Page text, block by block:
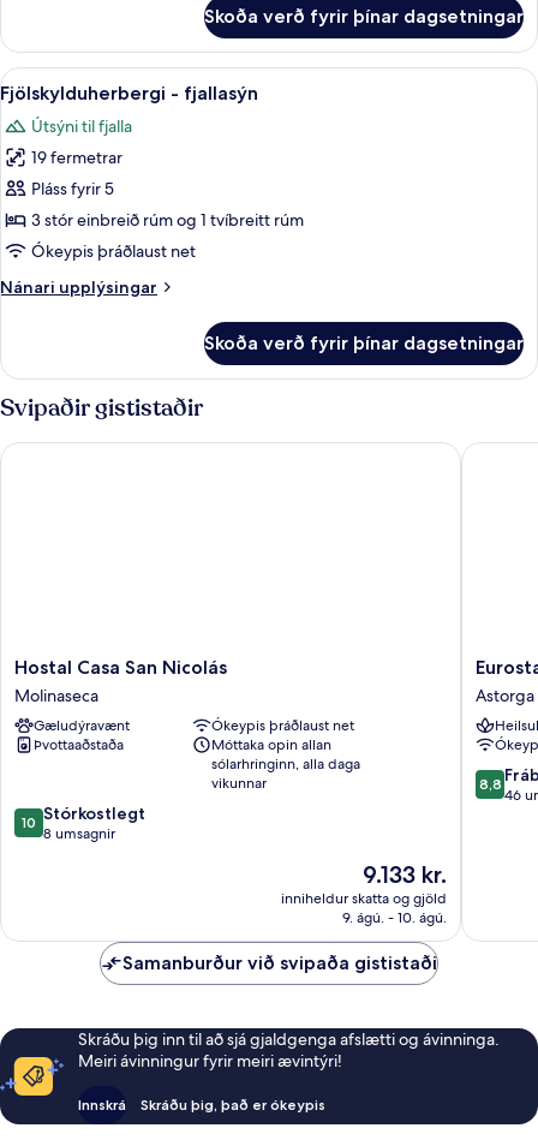
-
fjallasýn
Skoða verð fyrir þínar dagsetningar
Skoða
allar
myndir
fyrir
Fjölskylduherbergi
-
fjallasýn
Fjölskylduherbergi - fjallasýn |
7
Fjölskylduherbergi - fjallasýn
Útsýni til fjalla
19 fermetrar
Pláss fyrir 5
3 stór einbreið rúm og 1 tvíbreitt rúm
Ókeypis þráðlaust net
Nánari upplýsingar
Nánari
-
fjallasýn
Skoða verð fyrir þínar dagsetningar
Svipaðir gististaðir
Hostal
Casa
San
Nicolás
Molinaseca
Hostal Casa San Nicolás
Molinaseca
Gæludýravænt
Ókeypis þráðlaust net
Þvottaaðstaða
Móttaka opin allan
sólarhringinn, alla daga
vikunnar
10.0
af
10 Stórkostlegt
8 umsagnir
Verðið
er
9.133 kr.
9.133 kr.
inniheldur skatta og gjöld
9. ágú. - 10. ágú.
Hostal Casa San Nicolás
Via
De
La
Plata
Astorga
Astorga
8.8
af
8,8
46
Samanburður við svipaða gististaði
Skráðu þig inn til að sjá gjaldgenga afslætti og ávinninga.
Meiri ávinningur fyrir meiri ævintýri!
Innskrá Skráðu þig, það er ókeypis